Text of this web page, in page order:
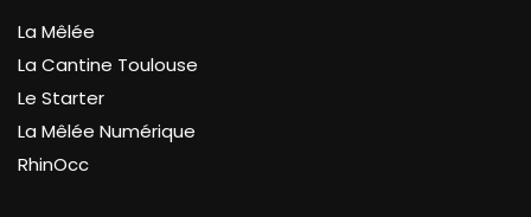
La Mêlée
La Cantine Toulouse
Le Starter
La Mêlée Numérique
RhinOcc